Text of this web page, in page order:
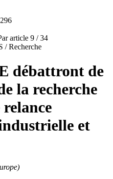
article 9 / 34
/ Recherche
débattront de
la recherche
et